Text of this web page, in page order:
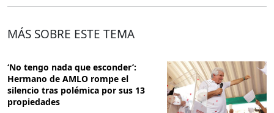
MÁS SOBRE ESTE TEMA
‘No tengo nada que esconder’:
Hermano de AMLO rompe el
silencio tras polémica por sus 13
propiedades